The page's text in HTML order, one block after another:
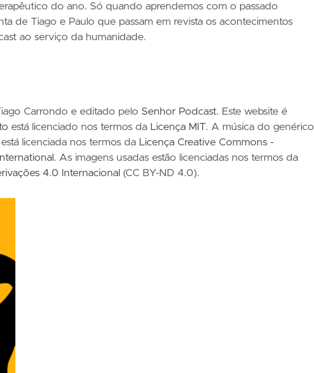
do ano. Só quando aprendemos com o passado
de Tiago e Paulo que passam em revista os acontecimentos
ao serviço da humanidade.
Carrondo e editado pelo Senhor Podcast. Este website é
está licenciado nos termos da Licença MIT. A música do genérico
licenciada nos termos da Licença Creative Commons -
. As imagens usadas estão licenciadas nos termos da
4.0 Internacional (CC BY-ND 4.0).